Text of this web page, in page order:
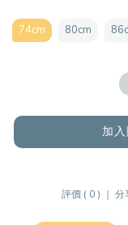
74cm 80cm
加
評價 ( 0 ) ｜ 分